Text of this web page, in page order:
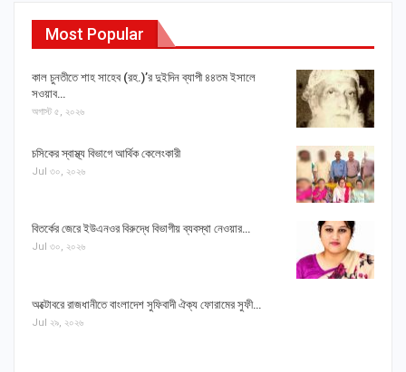
Most Popular
কাল চুনতীতে শাহ সাহেব (রহ.)’র দুইদিন ব্যাপী ৪৪তম ইসালে
সওয়াব…
অগাস্ট ৫, ২০২৬
চসিকের স্বাস্থ্য বিভাগে আর্থিক কেলেংকারী
Jul ৩০, ২০২৬
বিতর্কের জেরে ইউএনওর বিরুদ্ধে বিভাগীয় ব্যবস্থা নেওয়ার…
Jul ৩০, ২০২৬
অক্টোবরে রাজধানীতে বাংলাদেশ সুফিবাদী ঐক্য ফোরামের সুফী…
Jul ২৯, ২০২৬